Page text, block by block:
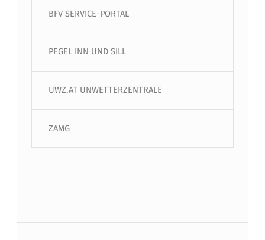
BFV SERVICE-PORTAL
PEGEL INN UND SILL
UWZ.AT UNWETTERZENTRALE
ZAMG
Beitragsnavigation